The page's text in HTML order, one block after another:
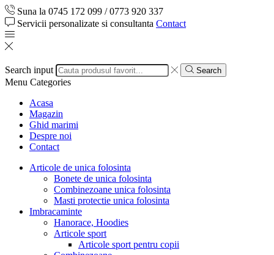
Suna la 0745 172 099 / 0773 920 337
Servicii personalizate si consultanta Contact
Search input Search
Menu Categories
Acasa
Magazin
Ghid marimi
Despre noi
Contact
Articole de unica folosinta
Bonete de unica folosinta
Combinezoane unica folosinta
Masti protectie unica folosinta
Imbracaminte
Hanorace, Hoodies
Articole sport
Articole sport pentru copii